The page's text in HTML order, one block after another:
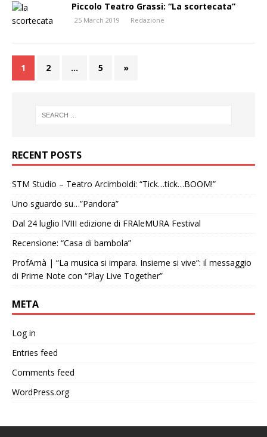
Piccolo Teatro Grassi: “La scortecata”
25 March 2019 Redazione
1 2 … 5 »
RECENT POSTS
STM Studio – Teatro Arcimboldi: “Tick…tick…BOOM!”
Uno sguardo su…”Pandora”
Dal 24 luglio l’VIII edizione di FRAleMURA Festival
Recensione: “Casa di bambola”
ProfAmà | “La musica si impara. Insieme si vive”: il messaggio
di Prime Note con “Play Live Together”
META
Log in
Entries feed
Comments feed
WordPress.org